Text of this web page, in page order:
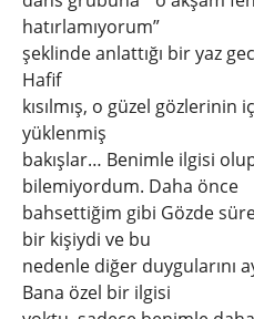
hatırlamıyorum”
şeklinde anlattığı bir yaz
Hafif
kısılmış, o güzel
yüklenmiş
bakışlar… Benimle ilgisi
bilemiyordum. Daha önce
bahsettiğim gibi Gözde
bir kişiydi ve bu
nedenle diğer duygularını
Bana özel bir ilgisi